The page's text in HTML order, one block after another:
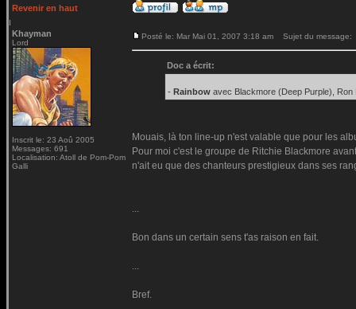
Revenir en haut
Khayman
Lord
Inscrit le: 23 Aoû 2005
Messages: 691
Localisation: Atoll de Pom-Pom
Galli
Posté le: Mar Mai 01, 2007 3:18 am Sujet du message:
Doc a écrit:
- Rainbow avec Blackmore (Deep Purple),
Mouais, là ton line-up n'est valable que pour les
Pour moi c'est le groupe de Ritchie Blackmore
n'ait eu que des chanteurs prestigieux dans ses
...
Bon dans un certain sens t'as raison en fait.
...
Bref.